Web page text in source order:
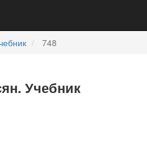
748
Учебник